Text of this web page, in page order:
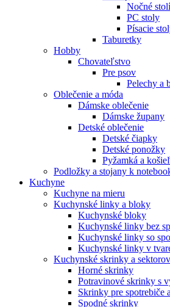
Nočné
PC stoly
Písacie
Taburetky
Hobby
Chovateľstvo
Pre psov
Pelechy a
Oblečenie a móda
Dámske oblečenie
Dámske župany
Detské oblečenie
Detské čiapky
Detské ponožky
Pyžamká a
Podložky a stojany k
Kuchyne
Kuchyne na mieru
Kuchynské linky a bloky
Kuchynské bloky
Kuchynské linky bez
Kuchynské linky so
Kuchynské linky v
Kuchynské skrinky a
Horné skrinky
Potravinové skrinky s
Skrinky pre spotrebiče
Spodné skrinky